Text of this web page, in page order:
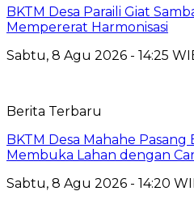
BKTM Desa Paraili Giat
Mempererat Harmonisasi
Sabtu, 8 Agu 2026 - 14:25
Berita Terbaru
BKTM Desa Mahahe Pasang
Membuka Lahan dengan
Sabtu, 8 Agu 2026 - 14:20